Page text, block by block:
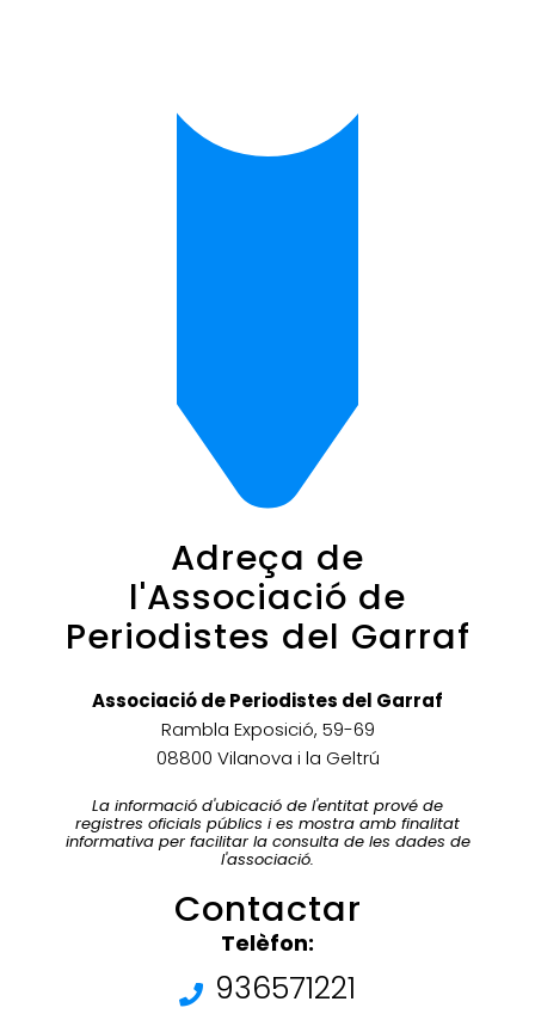
Adreça de
l'Associació de
Periodistes del Garraf
Associació de Periodistes del Garraf
Rambla Exposició, 59-69
08800 Vilanova i la Geltrú
La informació d'ubicació de l'entitat prové de
registres oficials públics i es mostra amb finalitat
informativa per facilitar la consulta de les dades de
l'associació.
Contactar
Telèfon:
936571221